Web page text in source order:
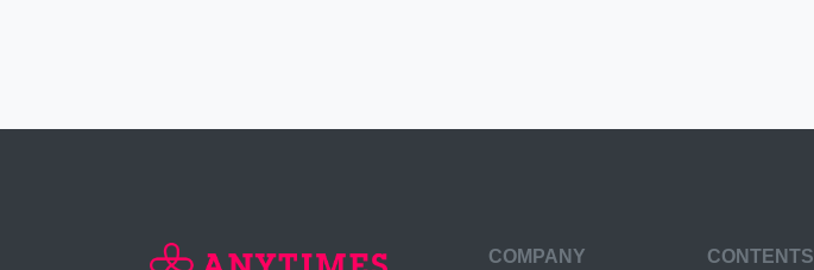
COMPANY CONTENTS